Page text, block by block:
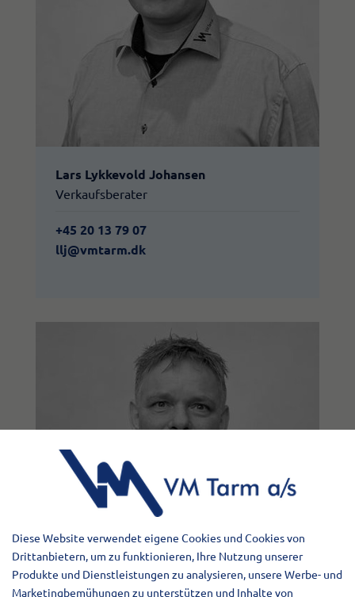
Lars Lykkevold Johansen
Verkaufsberater
+45 20 13 79 07
llj@vmtarm.dk
Diese Website verwendet eigene Cookies und Cookies von
Drittanbietern, um zu funktionieren, Ihre Nutzung unserer
Produkte und Dienstleistungen zu analysieren, unsere Werbe- und
Marketingbemühungen zu unterstützen und Inhalte von